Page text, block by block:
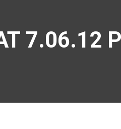
7.06.12